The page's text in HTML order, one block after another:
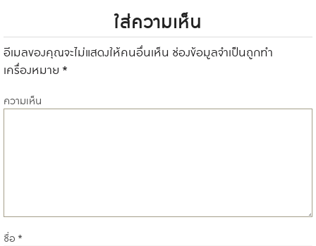
ใส่ความเห็น
อีเมลของคุณจะไม่แสดงให้คนอื่นเห็น ช่องข้อมูลจำเป็นถูกทำ
เครื่องหมาย *
ความเห็น
ชื่อ *